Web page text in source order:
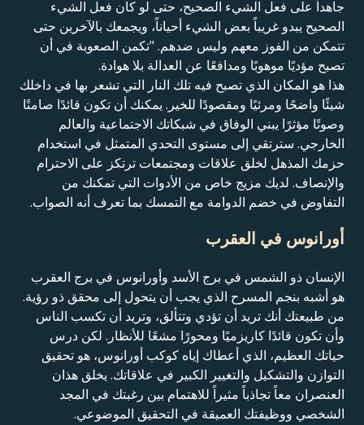
جاهداً على فعل الشيء الصحيح، حتى لو كان فعل الشيء
الصحيح يبدو غريباً بعض الشيء أحياناً، ويجمعك بالآخرين حتى
تتمكن من الفوز معهم وليس ضدهم. "تكمن الصعوبة في أن
تصبح مؤديًا موهوبًا ومدافعًا عن العدالة بلا هوادة.
هذا هو المكان الذي تصبح فيه تلك النار التي تشعر بها في داخلك
شيئًا واضحًا ومرئيًا ومقصودًا للخير. يمكنك أن تكون قائدًا صامتًا
وصوتًا مؤثرًا يبني الوفاق في شبكاتك الاجتماعية والعالم
الخارجي. سترتقي إلى مستوى التحدي المتمثل في استخدام
حزمك المذهل لخلق علاقات ومجتمعات ترتكز على الاحترام
والإنصاف. لديك مزيج خاص من الأدوات التي تمكنك من
التفاوض في خضم الدوامة مع التمسك بما تعرف أنه الصواب.
أورانوس في العقرب
الإنسان ذو الشمس في برج الأسد وأورانوس في برج العقرب
هو أشبه بنجم المسرح الذي يجب أن يتحول إلى محقق ذو رؤية.
من طبيعتك أنك تريد أن تؤدي وتتألق، وتريد أن تكسب الناس
وأن تكون قائدًا كاريزميًا ومحورًا مشعًا للأنظار. لكن درس
حياتك العظيم، الذي أعطاك إياه كوكب أورانوس، هو تحقيق
التوازن والتشكيل والتغيير الكبير في علاقاتك. يخلق هذان
العنصران معاً تجاذباً مثيراً للاهتمام بين رغبتك في المجد
الشخصي ووظيفتك العميقة في التحقيق الموضوعي.